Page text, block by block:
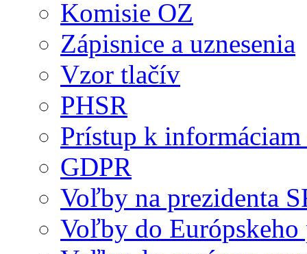
Komisie OZ
Zápisnice a uznesenia
Vzor tlačív
PHSR
Prístup k
GDPR
Voľby na prezidenta
Voľby do Európskeho